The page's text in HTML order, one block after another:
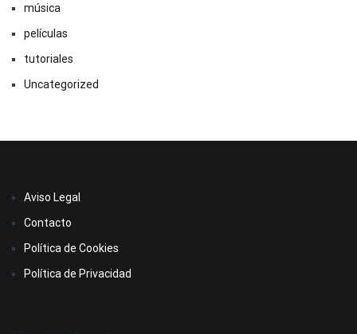
música
películas
tutoriales
Uncategorized
Aviso Legal
Contacto
Política de Cookies
Política de Privacidad